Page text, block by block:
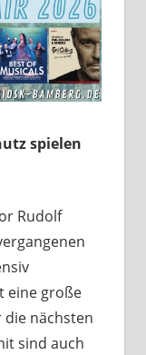
spielen
Rudolf
eine große
die nächsten
sind auch